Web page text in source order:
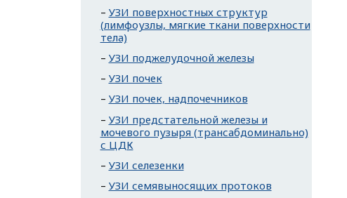
УЗИ поверхностных структур
(лимфоузлы, мягкие ткани поверхности
тела)
УЗИ поджелудочной железы
УЗИ почек
УЗИ почек, надпочечников
УЗИ предстательной железы и
мочевого пузыря (трансабдоминально)
с ЦДК
УЗИ селезенки
УЗИ семявыносящих протоков